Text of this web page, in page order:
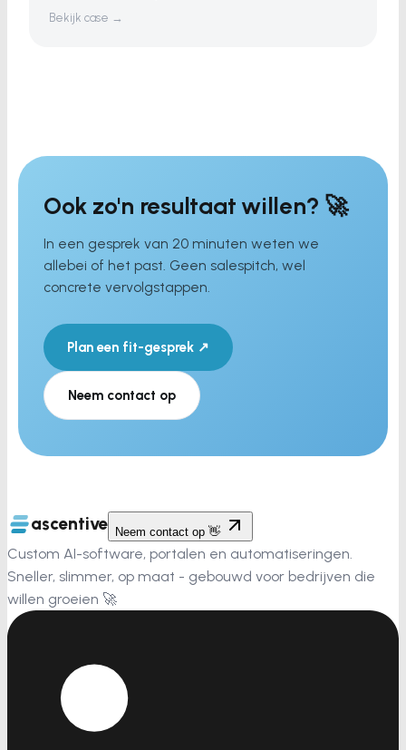
Bekijk case →
Ook zo'n resultaat willen? 🚀
In een gesprek van 20 minuten weten we
allebei of het past. Geen salespitch, wel
concrete vervolgstappen.
Plan een fit-gesprek ↗
Neem contact op
ascentive Neem contact op 👋
Custom AI-software, portalen en automatiseringen.
Sneller, slimmer, op maat - gebouwd voor bedrijven die
willen groeien 🚀